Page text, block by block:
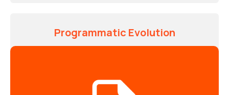
Programmatic Evolution